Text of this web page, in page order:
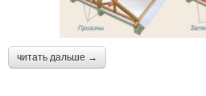
читать дальше →